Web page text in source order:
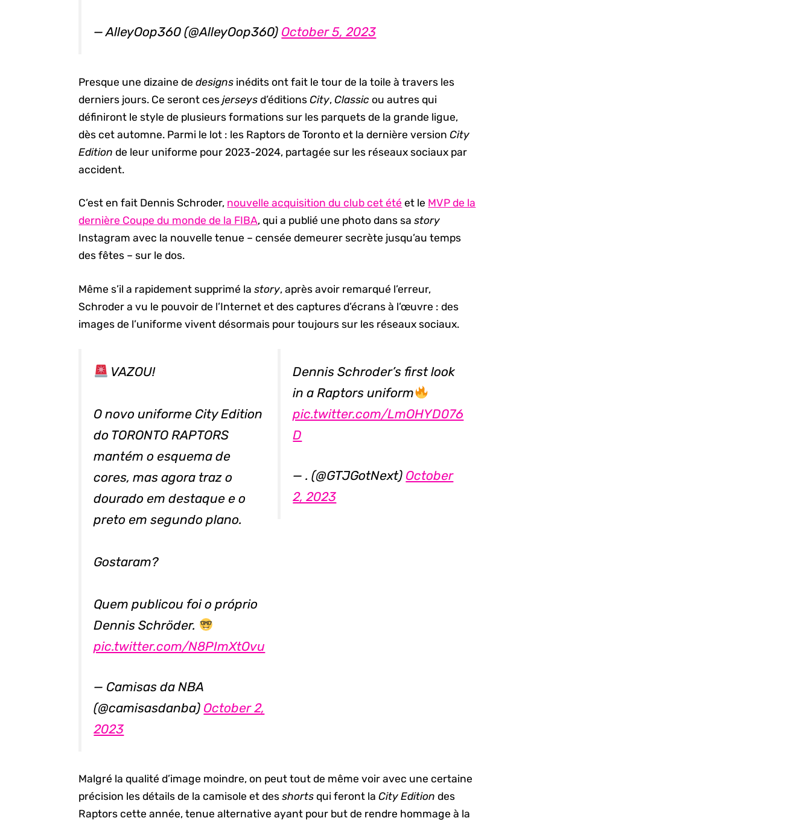
— AlleyOop360 (@AlleyOop360) October 5, 2023
Presque une dizaine dedesigns inédits ont fait le tour de la toile à travers les
derniers jours. Ce seront cesjerseysd’éditionsCity,Classicou autres qui
définiront le style de plusieurs formations sur les parquets de la grande ligue,
dès cet automne. Parmi le lot : les Raptors de Toronto et la dernière versionCity
Edition de leur uniforme pour 2023-2024, partagée sur les réseaux sociaux par
accident.
C’est en fait Dennis Schroder, nouvelle acquisition du club cet été et le MVP de la
dernière Coupe du monde de la FIBA, qui a publié une photo dans sastory
Instagram avec la nouvelle tenue – censée demeurer secrète jusqu’au temps
des fêtes – sur le dos.
Même s’il a rapidement supprimé lastory, après avoir remarqué l’erreur,
Schroder a vu le pouvoir de l’Internet et des captures d’écrans à l’œuvre : des
images de l’uniforme vivent désormais pour toujours sur les réseaux sociaux.
VAZOU!
O novo uniforme City Edition
do TORONTO RAPTORS
mantém o esquema de
cores, mas agora traz o
dourado em destaque e o
preto em segundo plano.
Gostaram?
Quem publicou foi o próprio
Dennis Schröder.
pic.twitter.com/N8PImXtOvu
— Camisas da NBA
(@camisasdanba) October 2,
2023
Dennis Schroder’s first look
in a Raptors uniform
pic.twitter.com/LmOHYD076
D
— . (@GTJGotNext) October
2, 2023
Malgré la qualité d’image moindre, on peut tout de même voir avec une certaine
précision les détails de la camisole et desshortsqui feront laCity Edition des
Raptors cette année, tenue alternative ayant pour but de rendre hommage à la